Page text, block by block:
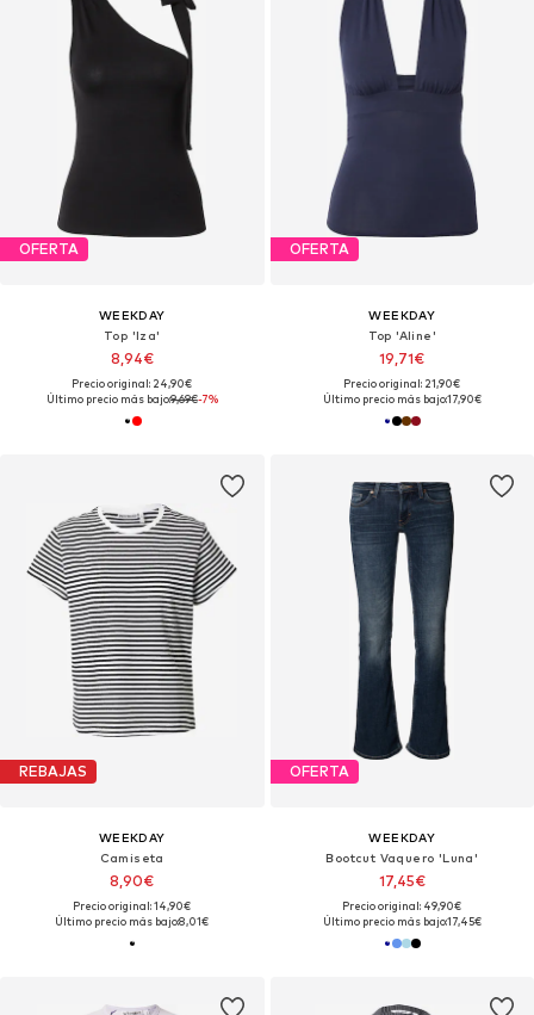
OFERTA
WEEKDAY
Top 'Iza'
8,94€
Precio original: 24,90€
Último precio más bajo:9,69€-7%
OFERTA
WEEKDAY
Top 'Aline'
19,71€
Precio original: 21,90€
Último precio más bajo:17,90€
REBAJAS
WEEKDAY
Camiseta
8,90€
Precio original: 14,90€
Último precio más bajo:8,01€
OFERTA
WEEKDAY
Bootcut Vaquero 'Luna'
17,45€
Precio original: 49,90€
Último precio más bajo:17,45€